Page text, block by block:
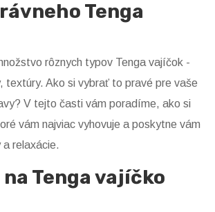
Tenga
rôznych typov Tenga vajíčok -
textúry. Ako si vybrať to pravé pre vaše
V tejto časti vám poradíme, ako si
vám najviac vyhovuje a poskytne vám
a relaxácie.
Tenga vajíčko